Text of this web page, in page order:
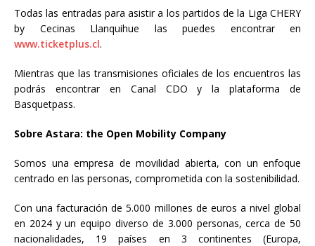
Todas las entradas para asistir a los partidos de la Liga CHERY
by Cecinas Llanquihue las puedes encontrar en
www.ticketplus.cl.
Mientras que las transmisiones oficiales de los encuentros las
podrás encontrar en Canal CDO y la plataforma de
Basquetpass.
Sobre Astara: the Open Mobility Company
Somos una empresa de movilidad abierta, con un enfoque
centrado en las personas, comprometida con la sostenibilidad.
Con una facturación de 5.000 millones de euros a nivel global
en 2024 y un equipo diverso de 3.000 personas, cerca de 50
nacionalidades, 19 países en 3 continentes (Europa,